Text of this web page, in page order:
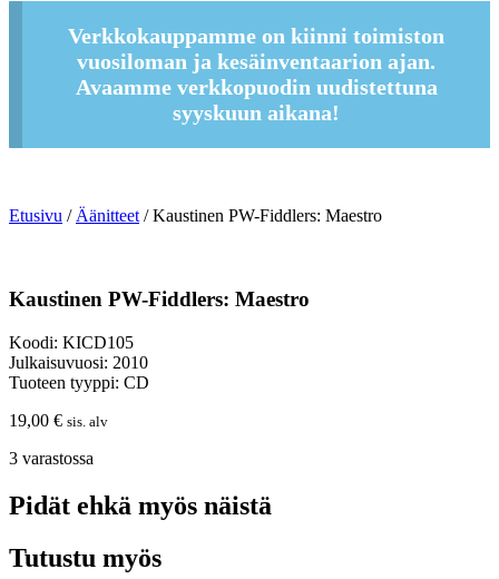
Verkkokauppamme on kiinni toimiston
vuosiloman ja kesäinventaarion ajan.
Avaamme verkkopuodin uudistettuna
syyskuun aikana!
Etusivu /Äänitteet/ Kaustinen PW-Fiddlers: Maestro
Kaustinen PW-Fiddlers: Maestro
Koodi: KICD105
Julkaisuvuosi: 2010
Tuoteen tyyppi: CD
19,00 € sis. alv
3 varastossa
Pidät ehkä myös näistä
Tutustu myös